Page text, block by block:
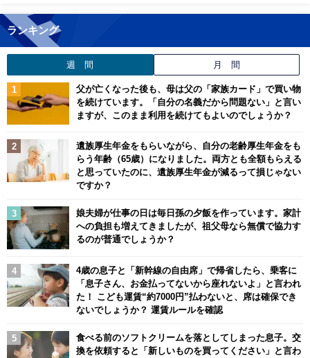
ランキング
週 間 月 間
父が亡くなった後も、母は父の「家族カード」で買い物
を続けています。「自分の名義だから問題ない」と言い
ますが、このまま利用を続けてもよいのでしょうか？
遺族厚生年金をもらいながら、自分の老齢厚生年金をも
らう年齢（65歳）になりました。両方とも全額もらえる
と思っていたのに、遺族厚生年金が減るって損じゃない
ですか？
娘夫婦が仕事の日は毎日孫の夕飯を作っています。家計
への負担も増えてきましたが、祖父母なら無償で協力す
るのが普通でしょうか？
4歳の息子と「新幹線の自由席」で帰省したら、乗客に
「息子さん、お金払ってないから座れないよ」と言われ
た！ こども運賃“約7000円”払わないと、席は確保でき
ないでしょうか？ 運賃ルールを確認
食べる前のソフトクリームを落としてしまった息子。交
換を依頼すると「新しいものを買ってください」と言わ